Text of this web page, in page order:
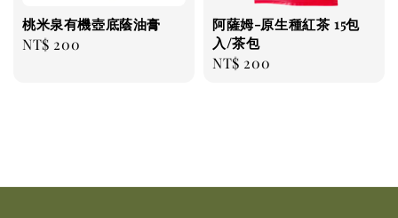
桃米泉有機壺底蔭油膏
Regular
NT$ 200
阿薩姆-原生種紅茶 15包
入/茶包
Regular
NT$ 200